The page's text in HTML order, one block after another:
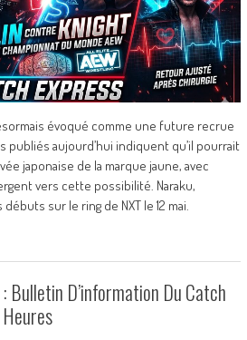
évoqué comme une future recrue
publiés aujourd’hui indiquent qu’il pourrait
japonaise de la marque jaune, avec
vers cette possibilité. Naraku,
sur le ring de NXT le 12 mai.
Bulletin D’information Du Catch